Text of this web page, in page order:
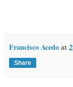
Francisco Acedoat
Share